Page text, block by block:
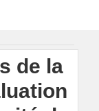
de la